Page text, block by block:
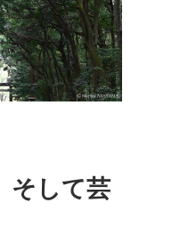
そして芸